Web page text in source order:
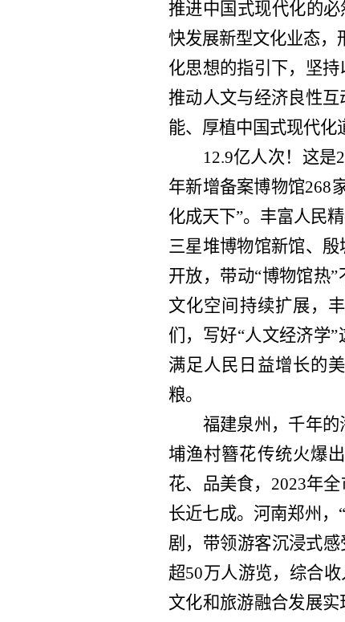
推进中国式现代化的
快发展新型文化业态
化思想的指引下，坚持
推动人文与经济良性
能、厚植中国式现代化
12.9亿人次！这是
年新增备案博物馆268
化成天下”。丰富人民
三星堆博物馆新馆、
开放，带动“博物馆热
文化空间持续扩展，
们，写好“人文经济学
满足人民日益增长的
粮。
福建泉州，千年
埔渔村簪花传统火爆
花、品美食，2023年
长近七成。河南郑州，
剧，带领游客沉浸式
超50万人游览，综合
文化和旅游融合发展实